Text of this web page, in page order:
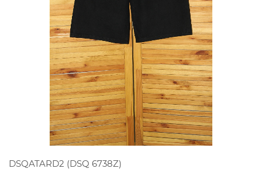
DSQATARD2 (DSQ 6738Z)